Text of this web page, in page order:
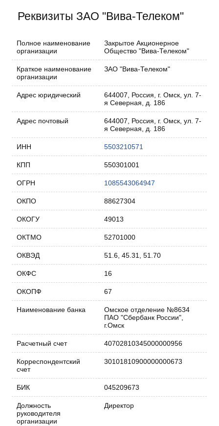
Реквизиты ЗАО "Вива-Телеком"
Полное наименование
организации
Закрытое Акционерное
Общество "Вива-Телеком"
Краткое наименование
организации
ЗАО "Вива-Телеком"
Адрес юридический
644007, Россия, г. Омск, ул. 7-
я Северная, д. 186
Адрес почтовый
644007, Россия, г. Омск, ул. 7-
я Северная, д. 186
ИНН 5503210571
КПП 550301001
ОГРН 1085543064947
ОКПО 88627304
ОКОГУ 49013
ОКТМО 52701000
ОКВЭД 51.6, 45.31, 51.70
ОКФС 16
ОКОПФ 67
Наименование банка
Омское отделение №8634
ПАО "Сбербанк России",
г.Омск
Расчетный счет 40702810345000000956
Корреспондентский
счет
30101810900000000673
БИК 045209673
Должность
руководителя
организации
Директор